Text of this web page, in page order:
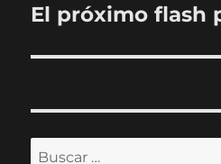
Entrada
El próximo flash
Buscar